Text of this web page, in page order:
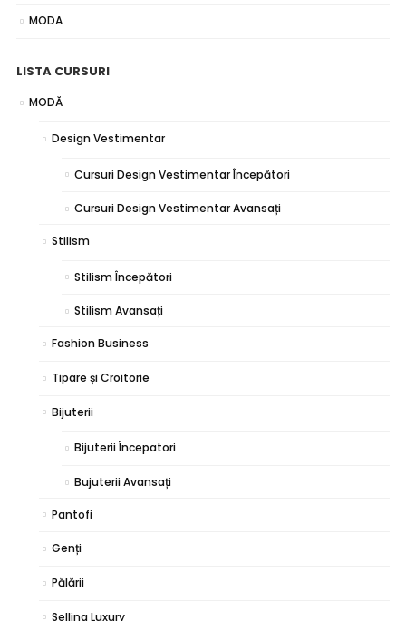
MODA
LISTA CURSURI
MODĂ
Design Vestimentar
Cursuri Design Vestimentar Începători
Cursuri Design Vestimentar Avansați
Stilism
Stilism Începători
Stilism Avansați
Fashion Business
Tipare și Croitorie
Bijuterii
Bijuterii Începatori
Bujuterii Avansați
Pantofi
Genți
Pălării
Selling Luxury